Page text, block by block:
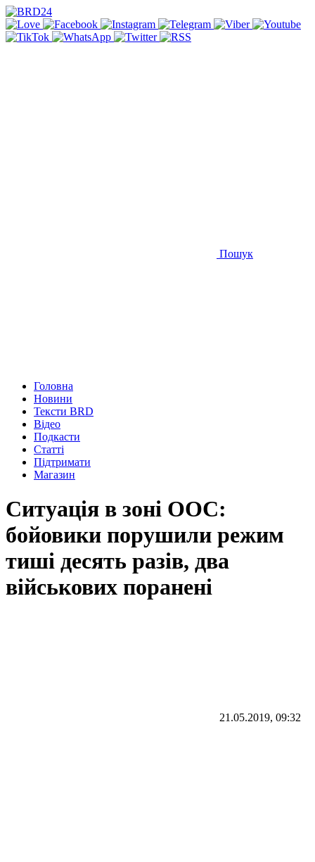
Пошук
Головна
Новини
Тексти BRD
Відео
Подкасти
Статті
Підтримати
Магазин
Ситуація в зоні ООС:
бойовики порушили режим
тиші десять разів, два
військових поранені
21.05.2019, 09:32